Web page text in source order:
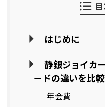
はじめに
静銀ジョイカ
ードの違いを比較
年会費